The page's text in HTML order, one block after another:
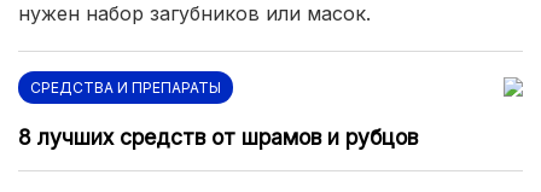
нужен набор загубников или масок.
СРЕДСТВА И ПРЕПАРАТЫ
8 лучших средств от шрамов и рубцов